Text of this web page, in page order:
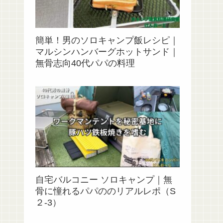
簡単！男のソロキャンプ飯レシピ｜
マルシンハンバーグホットサンド｜
無骨志向40代パパの料理
自宅バルコニー ソロキャンプ｜無
骨に憧れるパパののリアルレポ（S
２‐3）